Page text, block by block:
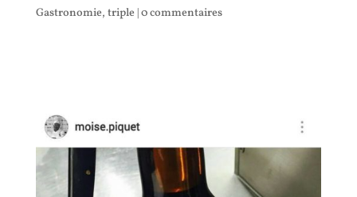
Gastronomie, triple |0 commentaires